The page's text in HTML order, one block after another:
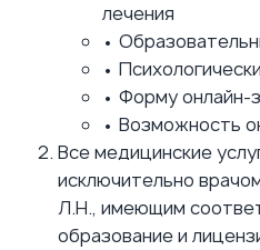
лечения
•
•
• Форму онлайн-
• Возможность
Все медицинские
исключительно
Л.Н., имеющим
образование и